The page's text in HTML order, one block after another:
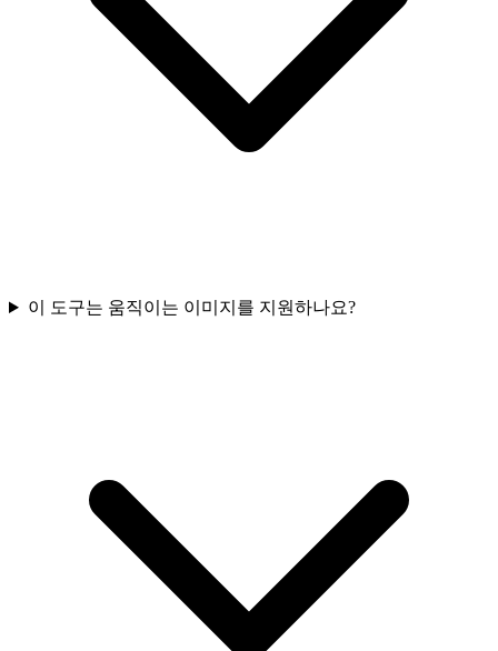
이 도구는 움직이는 이미지를 지원하나요?